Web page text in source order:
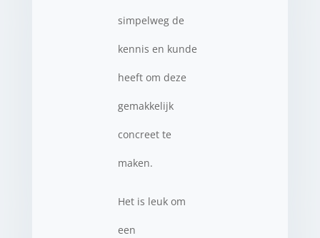
simpelweg de
kennis en kunde
heeft om deze
gemakkelijk
concreet te
maken.
Het is leuk om
een